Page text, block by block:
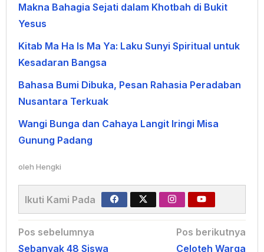
Makna Bahagia Sejati dalam Khotbah di Bukit
Yesus
Kitab Ma Ha Is Ma Ya: Laku Sunyi Spiritual untuk
Kesadaran Bangsa
Bahasa Bumi Dibuka, Pesan Rahasia Peradaban
Nusantara Terkuak
Wangi Bunga dan Cahaya Langit Iringi Misa
Gunung Padang
oleh Hengki
Ikuti Kami Pada
Navigasi
Pos sebelumnya
Sebanyak 48 Siswa
Pos berikutnya
Celoteh Warga